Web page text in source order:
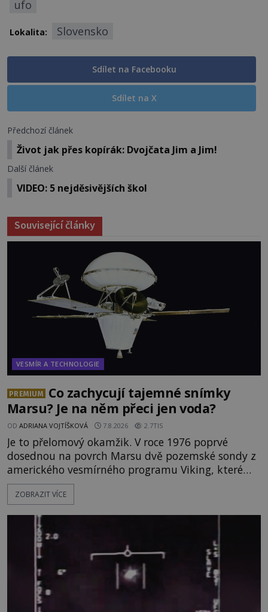
ufo
Lokalita: Slovensko
Sdílet na Facebooku
Sdílet na X
Předchozí článek
Život jak přes kopírák: Dvojčata Jim a Jim!
Další článek
VIDEO: 5 nejděsivějších škol
Související články
VESMÍR A TECHNOLOGIE
PREMIUM
Co zachycují tajemné snímky
Marsu? Je na něm přeci jen voda?
OD ADRIANA VOJTÍŠKOVÁ 7.8.2026 2.7TIS
Je to přelomový okamžik. V roce 1976 poprvé
dosednou na povrch Marsu dvě pozemské sondy z
amerického vesmírného programu Viking, které
jsou schopny pořídit fotografie záhadami
opředené rudé planety. Viking 1 zde zaznamená
zvané Cydonie totiž zachytí podivný útvar
připomínající lidskou tvář. NASA (Národní úřad
ZOBRAZIT VÍCE